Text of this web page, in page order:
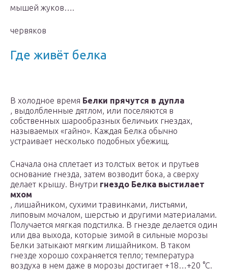
мышей жуков….
червяков
Где живёт белка
В холодное время Белки прячутся в дупла
, выдолбленные дятлом, или поселяются в
собственных шарообразных беличьих гнездах,
называемых «гайно». Каждая Белка обычно
устраивает несколько подобных убежищ.
Сначала она сплетает из толстых веток и прутьев
основание гнезда, затем возводит бока, а сверху
делает крышу. Внутри гнездо Белка выстилает
мхом
, лишайником, сухими травинками, листьями,
липовым мочалом, шерстью и другими материалами.
Получается мягкая подстилка. В гнезде делается один
или два выхода, которые зимой в сильные морозы
Белки затыкают мягким лишайником. В таком
гнезде хорошо сохраняется тепло; температура
воздуха в нем даже в морозы достигает +18…+20 °С.